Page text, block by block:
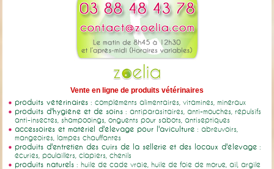
Vente en ligne de produits vétérinaires
produits vétérinaires : compléments alimentaires, vitamines, minéraux
produits d'hygiène et de soins : antiparasitaires, anti-mouches, répulsifs
anti-insectes, shampooings, onguents pour sabots, antiseptiques
accessoires et matériel d'élevage pour l'aviculture : abreuvoirs,
mangeoires, lampes chauffantes
produits d'entretien des cuirs de la sellerie et des locaux d'élevage :
écuries, poulaillers, clapiers, chenils
produits naturels : huile de cade vraie, huile de foie de morue, ail, argile